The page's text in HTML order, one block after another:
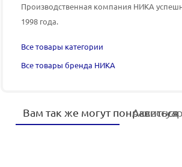
Производственная компания НИКА
1998 года.
Все товары категории
Все товары бренда НИКА
Вам так же могут понравиться